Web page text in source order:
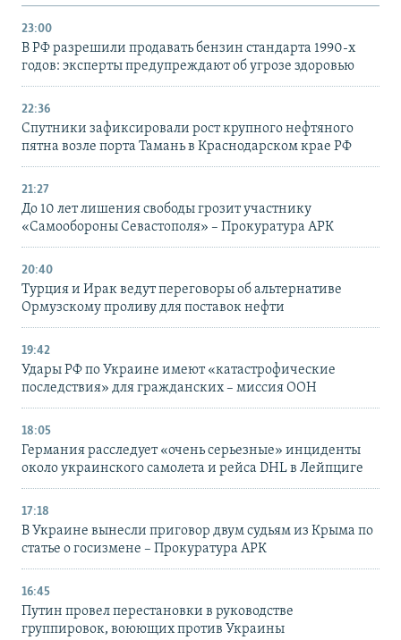
23:00
В РФ разрешили продавать бензин стандарта 1990-х
годов: эксперты предупреждают об угрозе здоровью
22:36
Спутники зафиксировали рост крупного нефтяного
пятна возле порта Тамань в Краснодарском крае РФ
21:27
До 10 лет лишения свободы грозит участнику
«Самообороны Севастополя» – Прокуратура АРК
20:40
Турция и Ирак ведут переговоры об альтернативе
Ормузскому проливу для поставок нефти
19:42
Удары РФ по Украине имеют «катастрофические
последствия» для гражданских – миссия ООН
18:05
Германия расследует «очень серьезные» инциденты
около украинского самолета и рейса DHL в Лейпциге
17:18
В Украине вынесли приговор двум судьям из Крыма по
статье о госизмене – Прокуратура АРК
16:45
Путин провел перестановки в руководстве
группировок, воюющих против Украины